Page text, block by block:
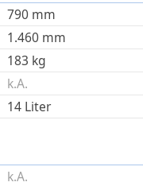
790 mm
1.460 mm
183 kg
k.A.
14 Liter
k.A.